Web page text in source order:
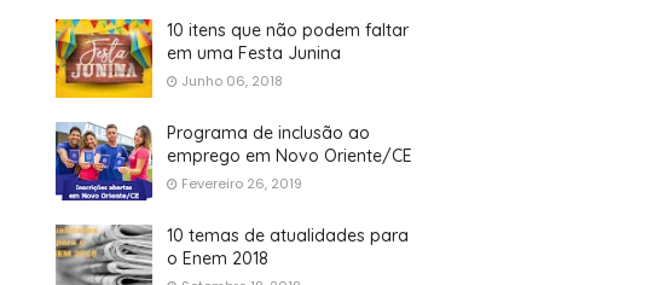
10 itens que não podem faltar
em uma Festa Junina
Junho 06, 2018
Programa de inclusão ao
emprego em Novo Oriente/CE
Fevereiro 26, 2019
10 temas de atualidades para
o Enem 2018